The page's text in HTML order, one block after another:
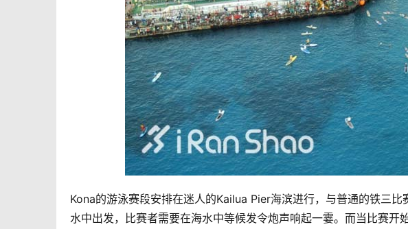
Kona的游泳赛段安排在迷人的Kailua Pier海滨进行，与普通的铁三
水中出发，比赛者需要在海水中等候发令炮声响起一霎。而当比赛开